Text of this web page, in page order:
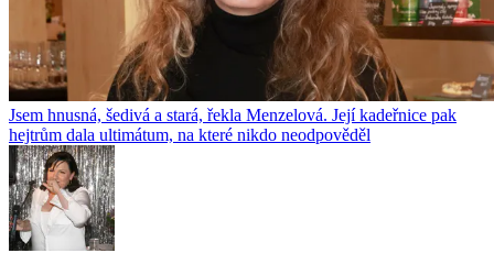
Jsem hnusná, šedivá a stará, řekla Menzelová. Její kadeřnice pak
hejtrům dala ultimátum, na které nikdo neodpověděl